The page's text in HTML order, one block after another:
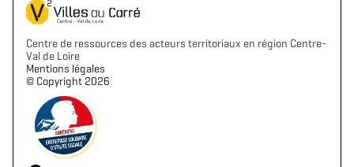
Centre de ressources des acteurs territoriaux en région Centre-
Val de Loire
Mentions légales
©️ Copyright 2026